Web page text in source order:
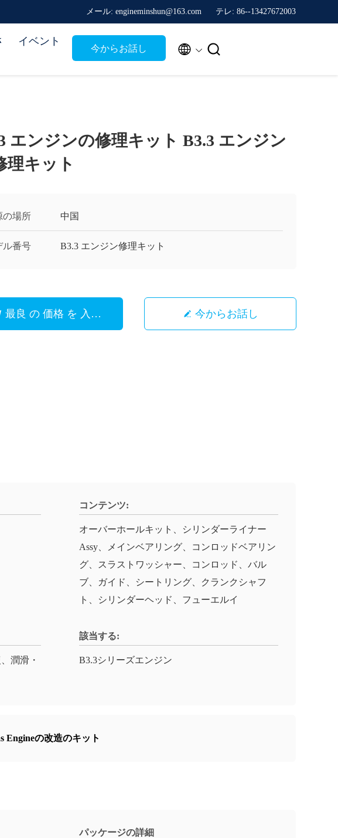
メール: engineminshun@163.com テレ: 86--13427672003
イベント
今からお話し  
エンジンの修理キット B3.3 エンジン
理キット
の場所 中国
ル番号 B3.3 エンジン修理キット
最良 の 価格 を 入手 する 今からお話し
コンテンツ:
オーバーホールキット、シリンダーライナー
Assy、メインベアリング、コンロッドベアリン
グ、スラストワッシャー、コンロッド、バル
ブ、ガイド、シートリング、クランクシャフ
ト、シリンダーヘッド、フューエルイ
潤滑・
該当する:
B3.3シリーズエンジン
Engineの改造のキット
パッケージの詳細